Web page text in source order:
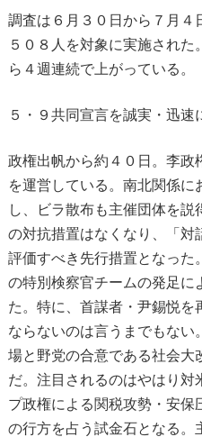
調査は６月３０日から７月４
５０８人を対象に実施され
ら４週連続で上がっている。
５・９共同宣言を誠実・迅速
政権出帆から約４０日。李政
を運営している。南北関係に
し、ビラ散布も主催団体を
の対抗措置はなくなり、「対
評価すべき先行措置となった
の特別検察官チームの発足に
た。特に、首謀者・尹錫悦
ならないのは言うまでもな
場と野党の合意である社会大
だ。注目されるのはやはり対
プ政権による関税攻勢・安
の行方を占う試金石となる。